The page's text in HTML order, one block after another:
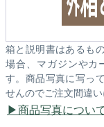
箱と説明書はあるも
場合、マガジンやカ
す。商品写真に写っ
せんのでご注文間違
商品写真につい